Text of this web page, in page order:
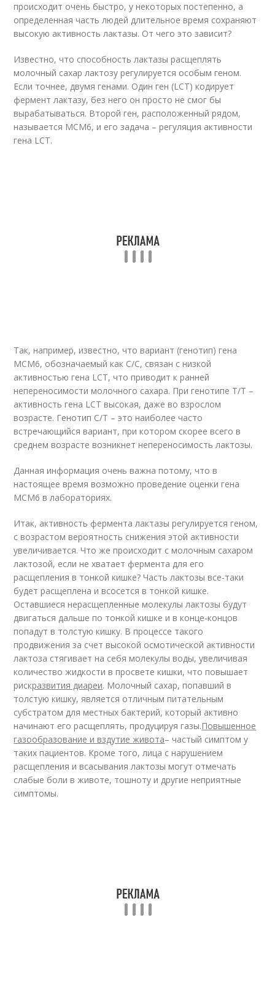
происходит очень быстро, у некоторых постепенно, а
определенная часть людей длительное время сохраняют
высокую активность лактазы. От чего это зависит?
Известно, что способность лактазы расщеплять
молочный сахар лактозу регулируется особым геном.
Если точнее, двумя генами. Один ген (LCT) кодирует
фермент лактазу, без него он просто не смог бы
вырабатываться. Второй ген, расположенный рядом,
называется МСМ6, и его задача – регуляция активности
гена LCT.
Так, например, известно, что вариант (генотип) гена
МСМ6, обозначаемый как C/С, связан с низкой
активностью гена LCT, что приводит к ранней
непереносимости молочного сахара. При генотипе Т/T –
активность гена LCT высокая, даже во взрослом
возрасте. Генотип C/T – это наиболее часто
встречающийся вариант, при котором скорее всего в
среднем возрасте возникнет непереносимость лактозы.
Данная информация очень важна потому, что в
настоящее время возможно проведение оценки гена
МСМ6 в лабораториях.
Итак, активность фермента лактазы регулируется геном,
с возрастом вероятность снижения этой активности
увеличивается. Что же происходит с молочным сахаром
лактозой, если не хватает фермента для его
расщепления в тонкой кишке? Часть лактозы все-таки
будет расщеплена и всосется в тонкой кишке.
Оставшиеся нерасщепленные молекулы лактозы будут
двигаться дальше по тонкой кишке и в конце-концов
попадут в толстую кишку. В процессе такого
продвижения за счет высокой осмотической активности
лактоза стягивает на себя молекулы воды, увеличивая
количество жидкости в просвете кишки, что повышает
рискразвития диареи. Молочный сахар, попавший в
толстую кишку, является отличным питательным
субстратом для местных бактерий, который активно
начинают его расщеплять, продуцируя газы.Повышенное
газообразование и вздутие живота– частый симптом у
таких пациентов. Кроме того, лица с нарушением
расщепления и всасывания лактозы могут отмечать
слабые боли в животе, тошноту и другие неприятные
симптомы.